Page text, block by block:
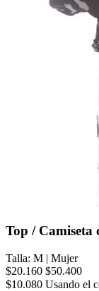
Top /
Talla: M | Mujer
$20.160 $50.400
$10.080 Usando el